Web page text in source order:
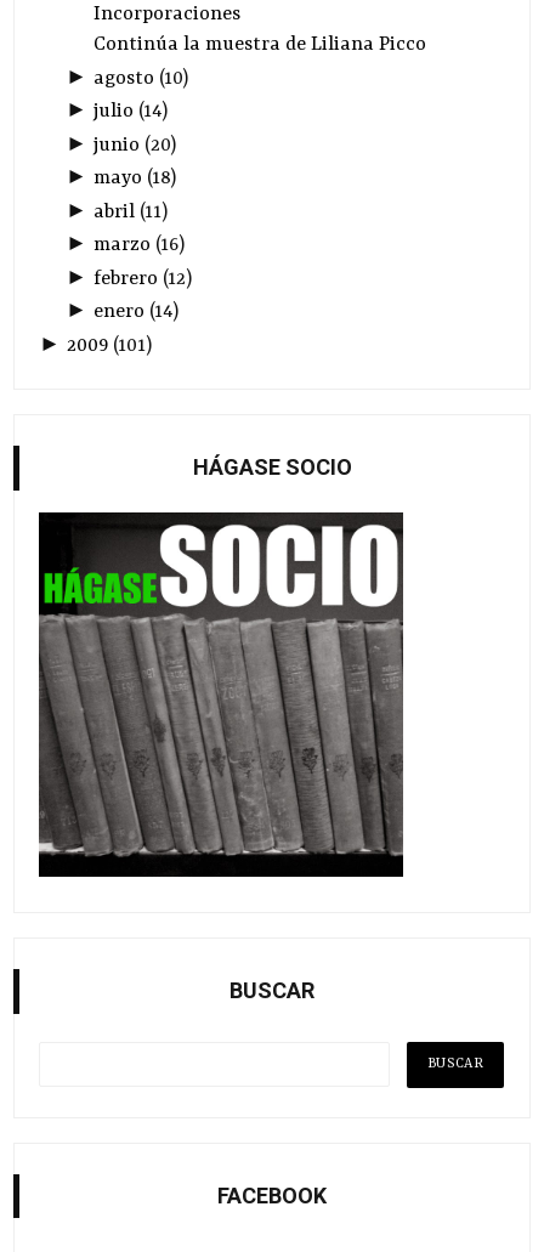
Incorporaciones
Continúa la muestra de Liliana Picco
► agosto (10)
► julio (14)
► junio (20)
► mayo (18)
► abril(11)
► marzo (16)
► febrero (12)
► enero (14)
► 2009 (101)
HÁGASE SOCIO
BUSCAR
FACEBOOK